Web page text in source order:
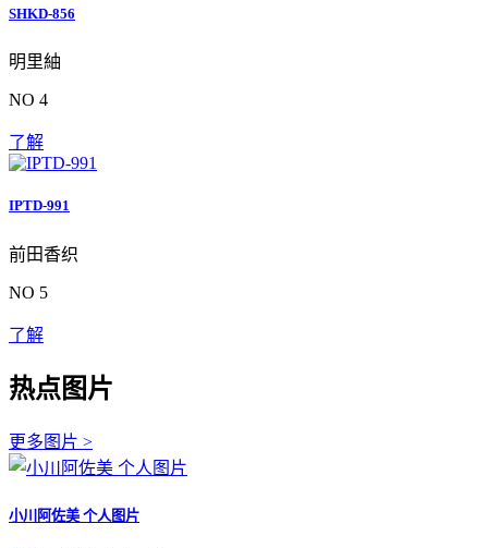
SHKD-856
明里紬
NO 4
了解
IPTD-991
前田香织
NO 5
了解
热点图片
更多图片 >
小川阿佐美 个人图片